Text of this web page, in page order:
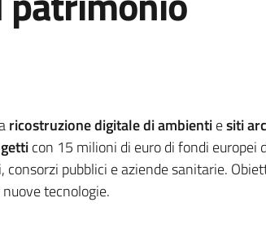
ricostruzione digitale di ambientiesiti
con 15 milioni di euro di fondi europei
pubblici e aziende sanitarie.
tecnologie.